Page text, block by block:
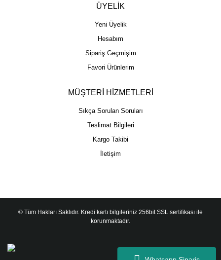
ÜYELİK
Yeni Üyelik
Hesabım
Sipariş Geçmişim
Favori Ürünlerim
MÜŞTERİ HİZMETLERİ
Sıkça Sorulan Soruları
Teslimat Bilgileri
Kargo Takibi
İletişim
© Tüm Hakları Saklıdır. Kredi kartı bilgileriniz 256bit SSL sertifikası ile
korunmaktadır.